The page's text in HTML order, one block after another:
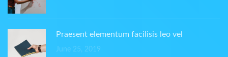
Praesent elementum facilisis leo vel
June 25, 2019